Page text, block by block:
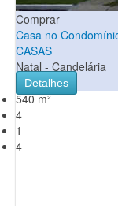
Comprar
Casa no
CASAS
Natal - Candelária
Detalhes
540 m²
4
1
4